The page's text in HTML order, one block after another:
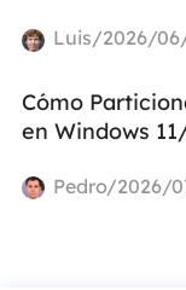
Luis/2026/
Cómo
en Windows
Pedro/2026/